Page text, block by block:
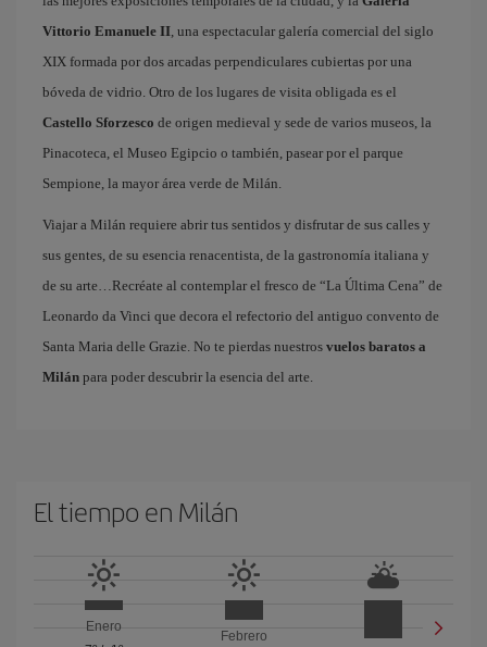
Vittorio Emanuele II, una espectacular galería comercial del siglo
XIX formada por dos arcadas perpendiculares cubiertas por una
bóveda de vidrio. Otro de los lugares de visita obligada es el
Castello Sforzesco de origen medieval y sede de varios museos, la
Pinacoteca, el Museo Egipcio o también, pasear por el parque
Sempione, la mayor área verde de Milán.
Viajar a Milán requiere abrir tus sentidos y disfrutar de sus calles y
sus gentes, de su esencia renacentista, de la gastronomía italiana y
de su arte…Recréate al contemplar el fresco de “La Última Cena” de
Leonardo da Vinci que decora el refectorio del antiguo convento de
Santa Maria delle Grazie. No te pierdas nuestros vuelos baratos a
Milán para poder descubrir la esencia del arte.
El tiempo en Milán
Enero
Febrero